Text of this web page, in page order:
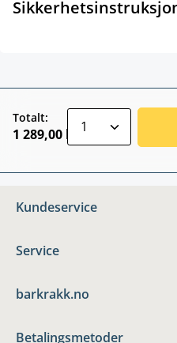
Totalt:
1 289,00 kr
Kundeservice
Service
barkrakk.no
Betalingsmetoder